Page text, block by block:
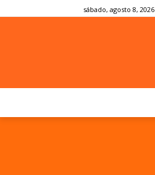
sábado, agosto 8, 2026